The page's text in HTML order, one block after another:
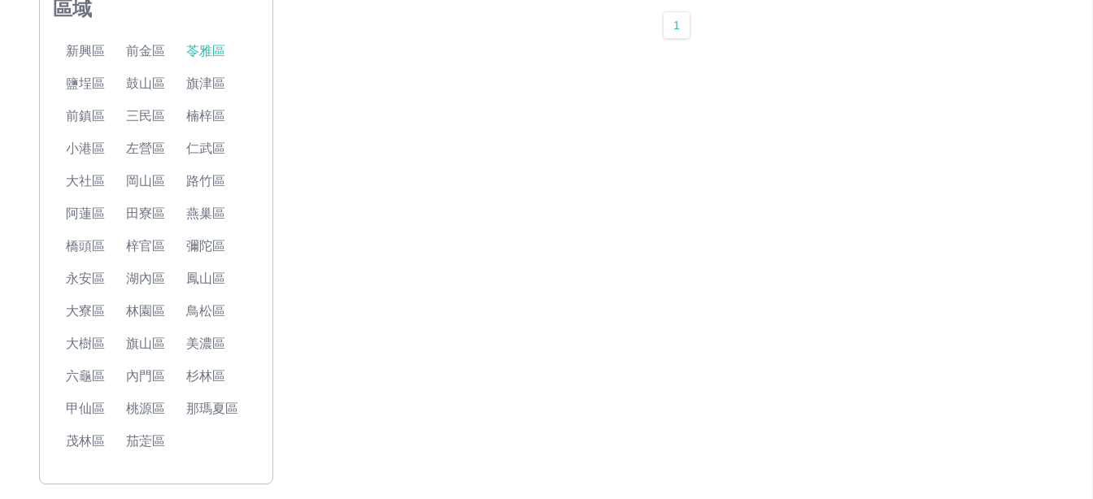
區域
新興區 前金區 苓雅區
鹽埕區 鼓山區 旗津區
前鎮區 三民區 楠梓區
小港區 左營區 仁武區
大社區 岡山區 路竹區
阿蓮區 田寮區 燕巢區
橋頭區 梓官區 彌陀區
永安區 湖內區 鳳山區
大寮區 林園區 鳥松區
大樹區 旗山區 美濃區
六龜區 內門區 杉林區
甲仙區 桃源區 那瑪夏區
茂林區 茄萣區
1